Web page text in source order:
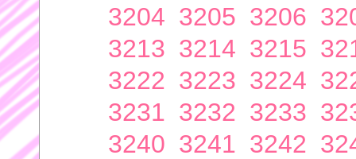
3204 3205 3206
3213 3214 3215
3222 3223 3224
3231 3232 3233
3240 3241 3242